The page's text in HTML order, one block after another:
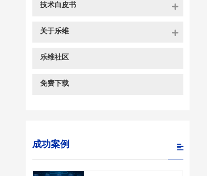
技术白皮书
关于乐维
乐维社区
免费下载
成功案例